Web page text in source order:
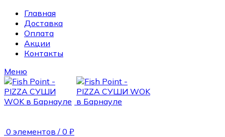
Главная
Доставка
Оплата
Акции
Контакты
Меню
0 элементов / 0 ₽